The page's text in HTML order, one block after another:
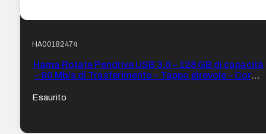
HA00182474
Hama Rotate Pendrive USB 3.0 – 128 GB di capacità
– 90 Mb/s di Trasferimento – Tappo girevole – Corpo
Esaurito